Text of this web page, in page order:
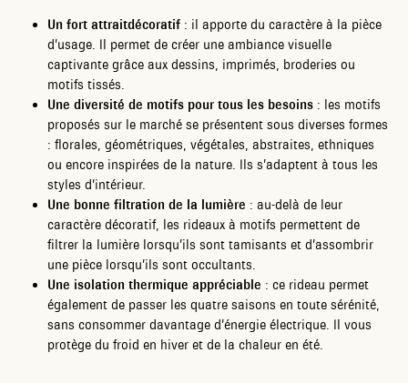
Un fort attraitdécoratif : il apporte du caractère à la pièce
d’usage. Il permet de créer une ambiance visuelle
captivante grâce aux dessins, imprimés, broderies ou
motifs tissés.
Une diversité de motifs pour tous les besoins : les motifs
proposés sur le marché se présentent sous diverses formes
: florales, géométriques, végétales, abstraites, ethniques
ou encore inspirées de la nature. Ils s’adaptent à tous les
styles d’intérieur.
Une bonne filtration de la lumière : au-delà de leur
caractère décoratif, les rideaux à motifs permettent de
filtrer la lumière lorsqu’ils sont tamisants et d’assombrir
une pièce lorsqu’ils sont occultants.
Une isolation thermique appréciable : ce rideau permet
également de passer les quatre saisons en toute sérénité,
sans consommer davantage d’énergie électrique. Il vous
protège du froid en hiver et de la chaleur en été.